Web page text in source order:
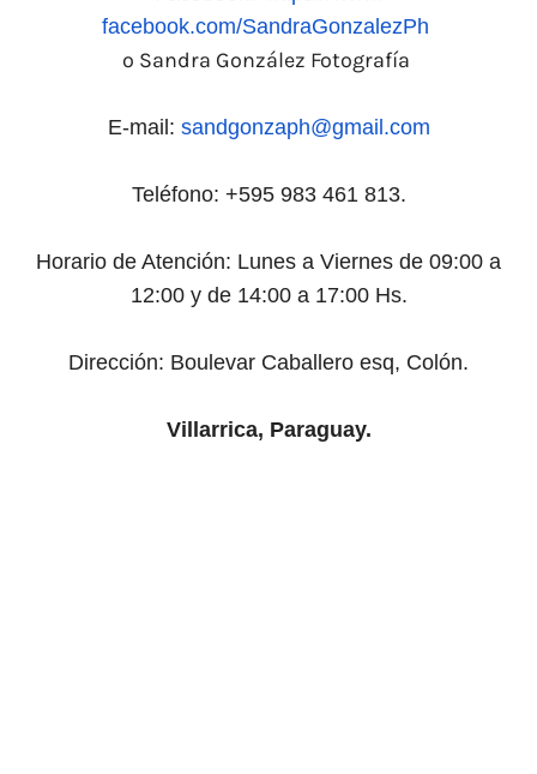
facebook.com/SandraGonzalezPh
o Sandra González Fotografía
E-mail: sandgonzaph@gmail.com
Teléfono: +595 983 461 813.
Horario de Atención: Lunes a Viernes de 09:00 a
12:00 y de 14:00 a 17:00 Hs.
Dirección: Boulevar Caballero esq, Colón.
Villarrica, Paraguay.